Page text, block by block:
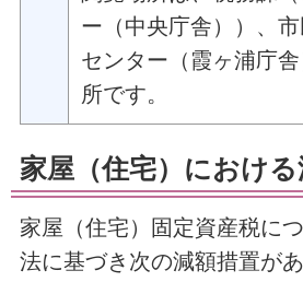
ー（中央庁舎））、
センター（霞ヶ浦庁
所です。
家屋（住宅）におけ
家屋（住宅）固定資産税に
法に基づき次の減額措置があ